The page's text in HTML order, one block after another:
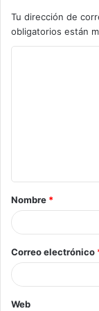
Tu dirección de
obligatorios están
Nombre *
Correo electrónico
Web